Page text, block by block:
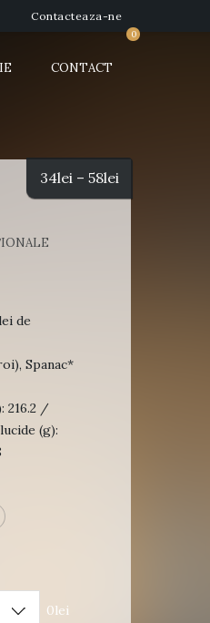
Contacteaza-ne
0
CONTACT
34lei – 58lei
de
Spanac*
216.2 /
(g):
0lei